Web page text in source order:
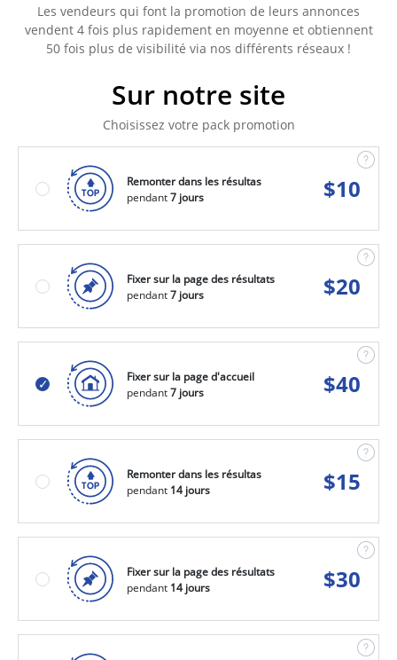
Les vendeurs qui font la promotion de leurs annonces
vendent 4 fois plus rapidement en moyenne et obtiennent
50 fois plus de visibilité via nos différents réseaux !
Sur notre site
Choisissez votre pack promotion
Remonter dans les résultas
pendant7 jours $10
Fixer sur la page des résultats
pendant7 jours $20
Fixer sur la page d'accueil
pendant7 jours $40
Remonter dans les résultas
pendant 14 jours $15
Fixer sur la page des résultats
pendant 14 jours $30